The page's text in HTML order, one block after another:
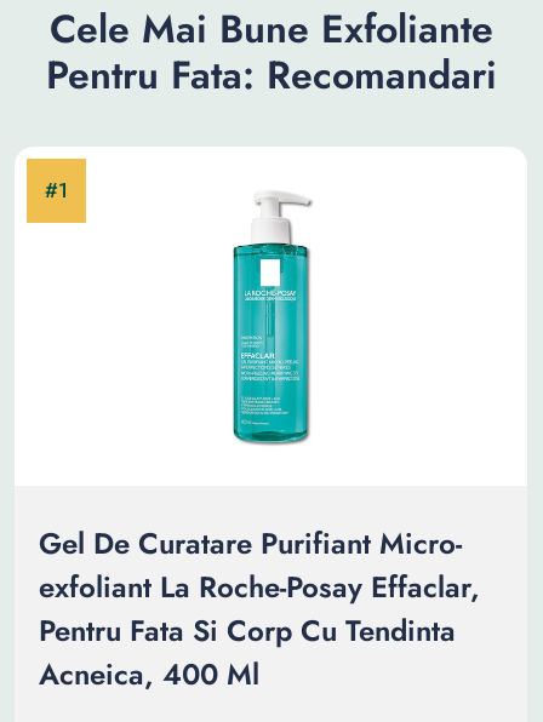
Cele Mai Bune Exfoliante
Pentru Fata: Recomandari
Gel De Curatare Purifiant Micro-
exfoliant La Roche-Posay Effaclar,
Pentru Fata Si Corp Cu Tendinta
Acneica, 400 Ml